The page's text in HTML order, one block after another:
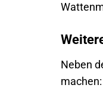
Neben
machen: